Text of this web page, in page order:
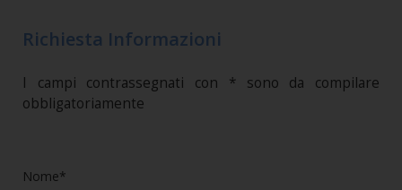
Richiesta Informazioni
I campi contrassegnati con * sono da compilare
obbligatoriamente
Nome*